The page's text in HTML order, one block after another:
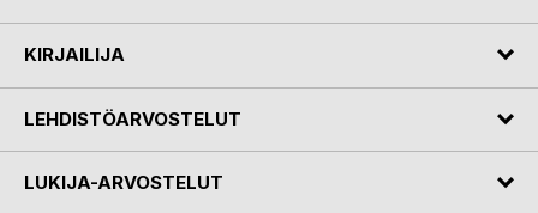
KIRJAILIJA
LEHDISTÖARVOSTELUT
LUKIJA-ARVOSTELUT